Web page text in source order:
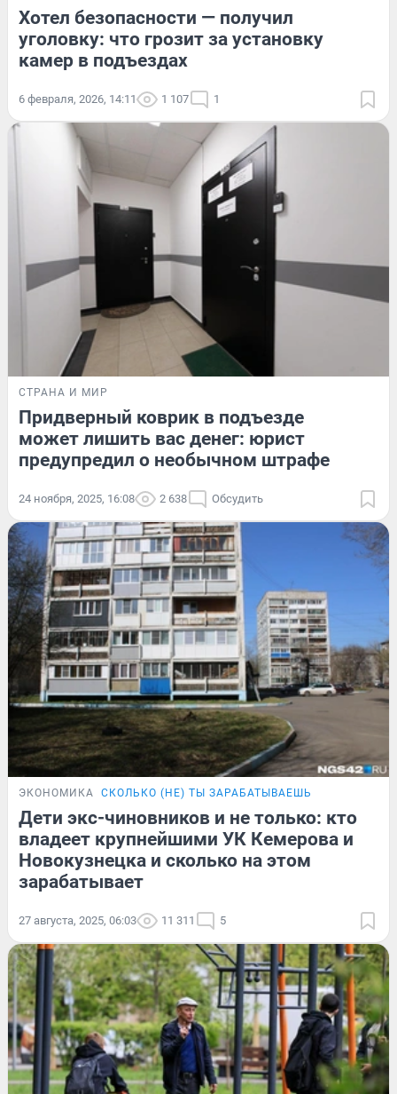
Хотел безопасности — получил
уголовку: что грозит за установку
камер в подъездах
6 февраля, 2026, 14:11 1 107 1
СТРАНА И МИР
Придверный коврик в подъезде
может лишить вас денег: юрист
предупредил о необычном штрафе
24 ноября, 2025, 16:08 2 638 Обсудить
ЭКОНОМИКА СКОЛЬКО (НЕ) ТЫ ЗАРАБАТЫВАЕШЬ
Дети экс-чиновников и не только: кто
владеет крупнейшими УК Кемерова и
Новокузнецка и сколько на этом
зарабатывает
27 августа, 2025, 06:03 11 311 5